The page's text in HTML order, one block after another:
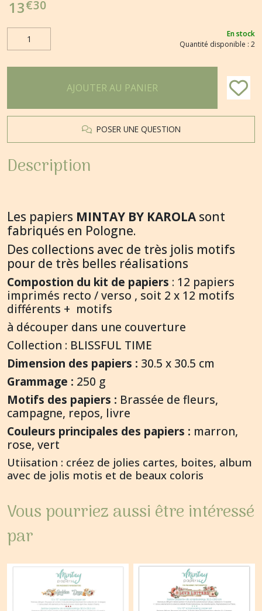
13€30
En stock
Quantité disponible : 2
AJOUTER AU PANIER
POSER UNE QUESTION
Description
Les papiers MINTAY BY KAROLAsont
fabriqués en Pologne.
Des collections avec de très jolis motifs
pour de très belles réalisations
Compostion du kit de papiers : 12 papiers
imprimés recto / verso , soit 2 x 12 motifs
différents + motifs
à découper dans une couverture
Collection : BLISSFUL TIME
Dimension des papiers : 30.5 x 30.5 cm
Grammage : 250 g
Motifs des papiers : Brassée de fleurs,
campagne, repos, livre
Couleurs principales des papiers : marron,
rose, vert
Utiisation : créez de jolies cartes, boites, album
avec de jolis motis et de beaux coloris
Vous pourriez aussi être intéressé
par